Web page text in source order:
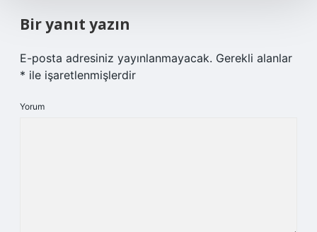
Bir yanıt yazın
E-posta adresiniz yayınlanmayacak. Gerekli alanlar
* ile işaretlenmişlerdir
Yorum